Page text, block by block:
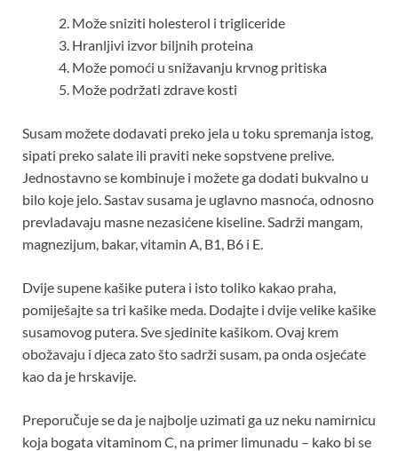
Može sniziti holesterol i trigliceride
Hranljivi izvor biljnih proteina
Može pomoći u snižavanju krvnog pritiska
Može podržati zdrave kosti
Susam možete dodavati preko jela u toku spremanja istog,
sipati preko salate ili praviti neke sopstvene prelive.
Jednostavno se kombinuje i možete ga dodati bukvalno u
bilo koje jelo. Sastav susama je uglavno masnoća, odnosno
prevladavaju masne nezasićene kiseline. Sadrži mangam,
magnezijum, bakar, vitamin A, B1, B6 i E.
Dvije supene kašike putera i isto toliko kakao praha,
pomiješajte sa tri kašike meda. Dodajte i dvije velike kašike
susamovog putera. Sve sjedinite kašikom. Ovaj krem
obožavaju i djeca zato što sadrži susam, pa onda osjećate
kao da je hrskavije.
Preporučuje se da je najbolje uzimati ga uz neku namirnicu
koja bogata vitaminom C, na primer limunadu – kako bi se